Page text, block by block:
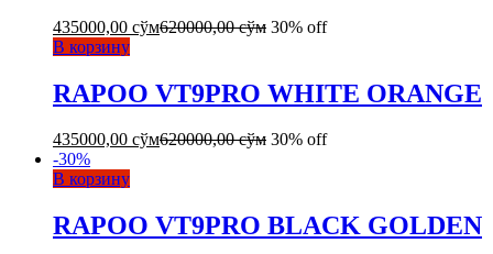
435000,00 сўм620000,00сўм 30% off
В корзину
RAPOO VT9PRO WHITE ORANGE
435000,00 сўм620000,00сўм 30% off
-30%
В корзину
RAPOO VT9PRO BLACK GOLDEN